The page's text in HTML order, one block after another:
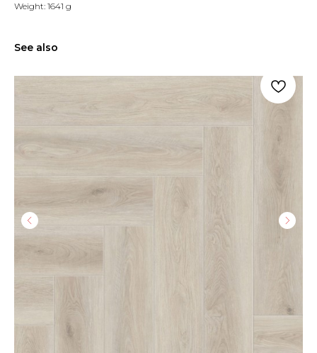
Weight: 1641 g
See also